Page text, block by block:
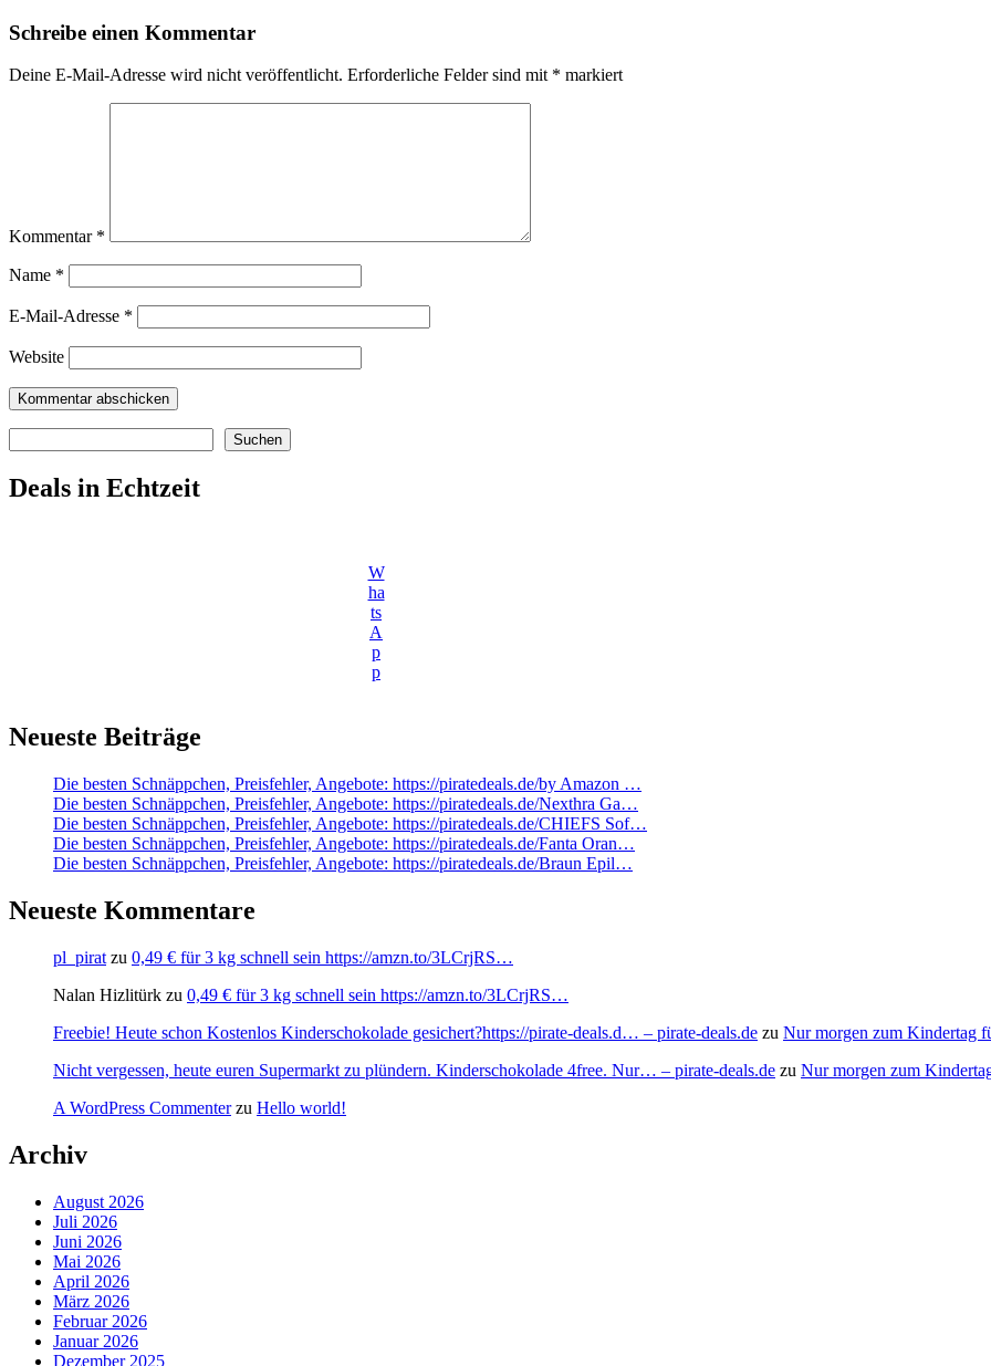
Schreibe einen Kommentar
Deine E-Mail-Adresse wird nicht veröffentlicht. Erforderliche Felder sind mit * markiert
Kommentar *
Name *
E-Mail-Adresse *
Website
Suchen
Deals in Echtzeit
W
ha
ts
A
p
p
Neueste Beiträge
Die besten Schnäppchen, Preisfehler, Angebote: https://piratedeals.de/by Amazon …
Die besten Schnäppchen, Preisfehler, Angebote: https://piratedeals.de/Nexthra Ga…
Die besten Schnäppchen, Preisfehler, Angebote: https://piratedeals.de/CHIEFS Sof…
Die besten Schnäppchen, Preisfehler, Angebote: https://piratedeals.de/Fanta Oran…
Die besten Schnäppchen, Preisfehler, Angebote: https://piratedeals.de/Braun Epil…
Neueste Kommentare
pl_pirat zu 0,49 € für 3 kg schnell sein https://amzn.to/3LCrjRS…
Nalan Hizlitürk zu 0,49 € für 3 kg schnell sein https://amzn.to/3LCrjRS…
Freebie! Heute schon Kostenlos Kinderschokolade gesichert?https://pirate-deals.d… – pirate-deals.de zu Nur morgen zum Kindertag
Nicht vergessen, heute euren Supermarkt zu plündern. Kinderschokolade 4free. Nur… – pirate-deals.de zu Nur morgen zum
A WordPress Commenterzu Hello world!
Archiv
August 2026
Juli 2026
Juni 2026
Mai 2026
April 2026
März 2026
Februar 2026
Januar 2026
Dezember 2025